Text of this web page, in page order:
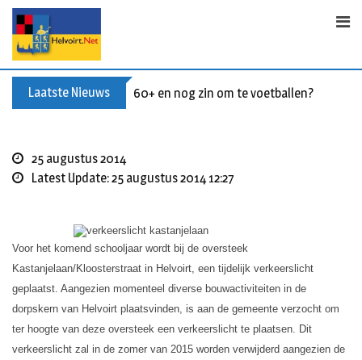
p
Laatste Nieuws 60+ en nog zin om te voetballen? Kom
25 augustus 2014
Latest Update: 25 augustus 2014 12:27
Voor het komend schooljaar wordt bij de oversteek
Kastanjelaan/Kloosterstraat in Helvoirt, een tijdelijk verkeerslicht
geplaatst. Aangezien momenteel diverse bouwactiviteiten in de
dorpskern van Helvoirt plaatsvinden, is aan de gemeente verzocht om
ter hoogte van deze oversteek een verkeerslicht te plaatsen. Dit
verkeerslicht zal in de zomer van 2015 worden verwijderd aangezien de